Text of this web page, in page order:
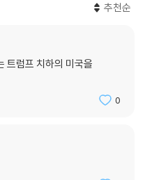
추천순
트럼프 치하의 미국을
0